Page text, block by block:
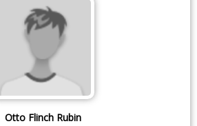
Otto Flinch Rubin